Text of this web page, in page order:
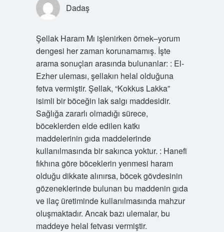
Dadaş
Şellak Haram Mı işlenirken örnek–yorum
dengesi her zaman korunamamış. İşte
arama sonuçları arasında bulunanlar: : El-
Ezher uleması, şellakın helal olduğuna
fetva vermiştir. Şellak, “Kokkus Lakka”
isimli bir böceğin lak salgı maddesidir.
Sağlığa zararlı olmadığı sürece,
böceklerden elde edilen katkı
maddelerinin gıda maddelerinde
kullanılmasında bir sakınca yoktur. : Hanefi
fıkhına göre böceklerin yenmesi haram
olduğu dikkate alınırsa, böcek gövdesinin
gözeneklerinde bulunan bu maddenin gıda
ve ilaç üretiminde kullanılmasında mahzur
oluşmaktadır. Ancak bazı ulemalar, bu
maddeye helal fetvası vermiştir.